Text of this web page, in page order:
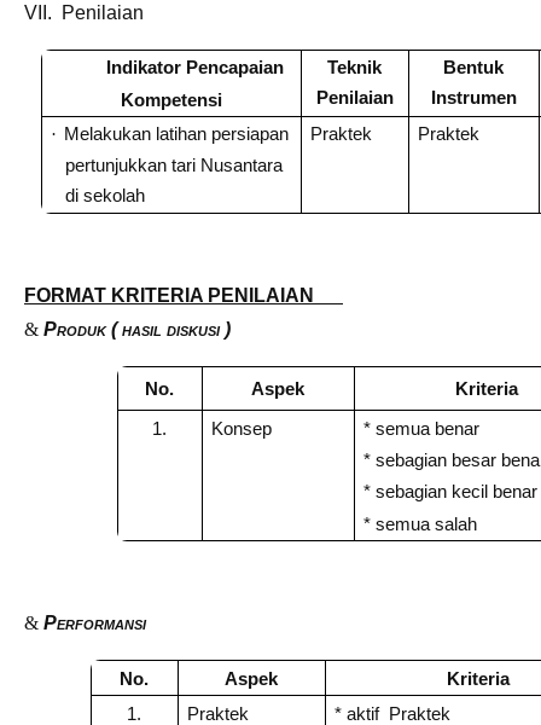
VII. Penilaian
Indikator Pencapaian
Kompetensi
Teknik
Penilaian
Bentuk
Instrumen
· Melakukan latihan persiapan
pertunjukkan tari Nusantara
di sekolah
Praktek Praktek
FORMAT KRITERIA PENILAIAN
& Produk ( hasil diskusi )
No. Aspek
Kriteria
1.
Konsep
* semua benar
* sebagian besar
* sebagian kecil benar
* semua salah
& Performansi
No. Aspek
Kriteria
1.
Praktek * aktif Praktek